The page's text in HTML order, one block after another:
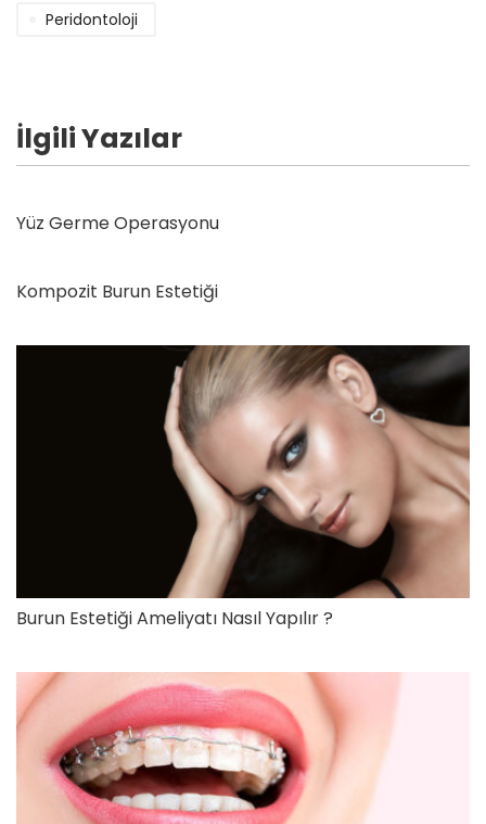
Peridontoloji
İlgili Yazılar
Yüz Germe Operasyonu
Kompozit Burun Estetiği
Burun Estetiği Ameliyatı Nasıl Yapılır ?